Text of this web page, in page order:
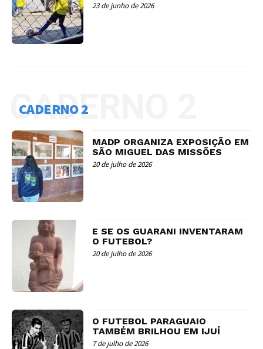
23 de junho de 2026
CADERNO 2
CADERNO 2
MADP ORGANIZA EXPOSIÇÃO EM
SÃO MIGUEL DAS MISSÕES
20 de julho de 2026
E SE OS GUARANI INVENTARAM
O FUTEBOL?
20 de julho de 2026
O FUTEBOL PARAGUAIO
TAMBÉM BRILHOU EM IJUÍ
7 de julho de 2026